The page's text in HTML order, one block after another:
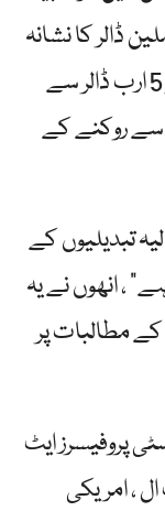
اعانت میں کٹوتیوں کا 400 ملین ڈالر کا نشانہ
بنایا تھا ، اور بعد میں ٹرمپ انتظامیہ کو 5 ارب ڈالر سے
سے روکنے کے
تبدیلیوں کے
، انھوں نے یہ
کے مطالبات پر
پروفیسرز ایٹ
، امریکی